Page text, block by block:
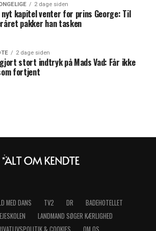
2 dage siden
kapitel venter for prins George: Til
pakker han tasken
2 dage siden
stort indtryk på Mads Vad: Får ikke
fortjent
MED DANS TV2 DR
BADEHOTELLET
LANDMAND SØGER KÆRLIGHED